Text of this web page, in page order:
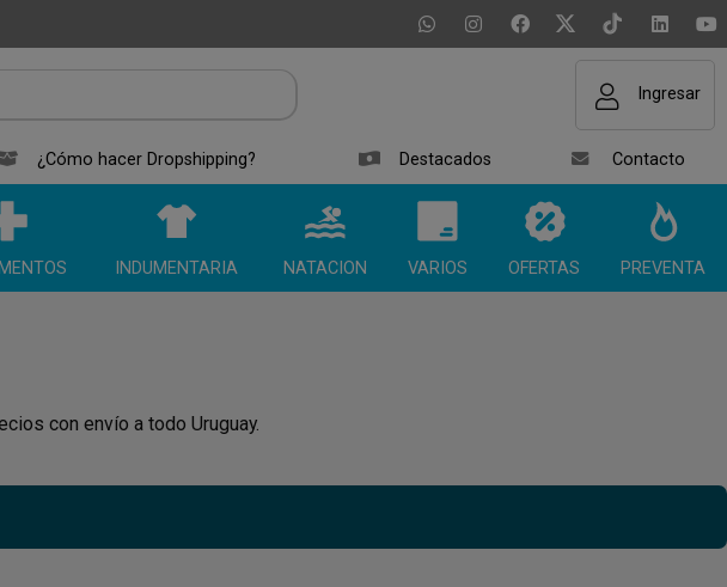
Ingresar
¿Cómo hacer Dropshipping? Destacados Contacto
INDUMENTARIA NATACION VARIOS OFERTAS PREVENTA
con envío a todo Uruguay.